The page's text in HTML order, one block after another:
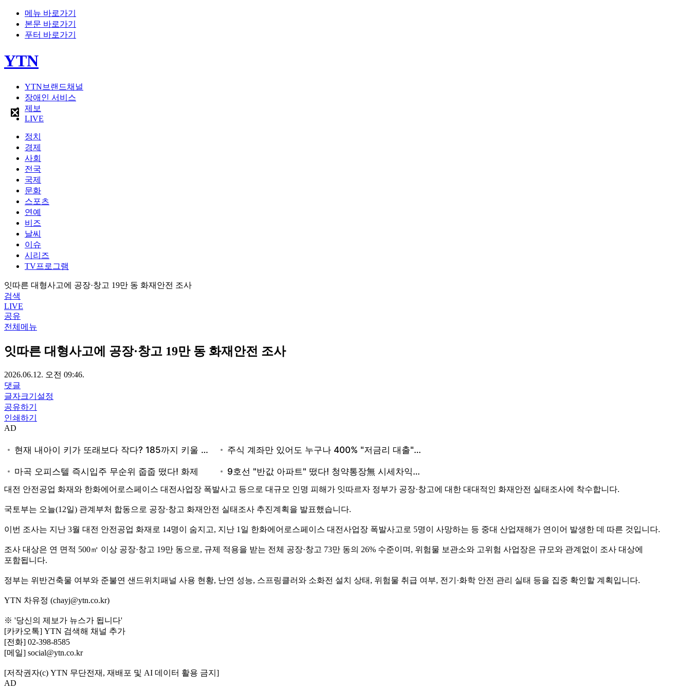
메뉴 바로가기
본문 바로가기
푸터 바로가기
YTN
YTN브랜드채널
장애인 서비스
제보
LIVE
정치
경제
사회
전국
국제
문화
스포츠
연예
비즈
날씨
이슈
시리즈
TV프로그램
잇따른 대형사고에 공장·창고 19만 동 화재안전 조사
검색
LIVE
공유
전체메뉴
잇따른 대형사고에 공장·창고 19만 동 화재안전 조사
2026.06.12. 오전 09:46.
댓글
글자크기설정
공유하기
인쇄하기
AD
대전 안전공업 화재와 한화에어로스페이스 대전사업장 폭발사고 등으로 대규모 인명 피해가 잇따르자 정부가 공장·창고에 대한 대대적인 화재안전 실태조사에 착수합니다.
국토부는 오늘(12일) 관계부처 합동으로 공장·창고 화재안전 실태조사 추진계획을 발표했습니다.
이번 조사는 지난 3월 대전 안전공업 화재로 14명이 숨지고, 지난 1일 한화에어로스페이스 대전사업장 폭발사고로 5명이 사망하는 등 중대 산업재해가 연이어 발생한 데 따른 것입니다.
조사 대상은 연 면적 500㎡ 이상 공장·창고 19만 동으로, 규제 적용을 받는 전체 공장·창고 73만 동의 26% 수준이며, 위험물 보관소와 고위험 사업장은 규모와 관계없이 조사 대상에
포함됩니다.
정부는 위반건축물 여부와 준불연 샌드위치패널 사용 현황, 난연 성능, 스프링클러와 소화전 설치 상태, 위험물 취급 여부, 전기·화학 안전 관리 실태 등을 집중 확인할 계획입니다.
YTN 차유정 (chayj@ytn.co.kr)
※ '당신의 제보가 뉴스가 됩니다'
[카카오톡] YTN 검색해 채널 추가
[전화] 02-398-8585
[메일] social@ytn.co.kr
[저작권자(c) YTN 무단전재, 재배포 및 AI 데이터 활용 금지]
AD